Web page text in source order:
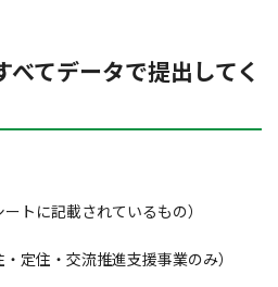
てデータで提出してく
トに記載されているもの）
定住・交流推進支援事業のみ）